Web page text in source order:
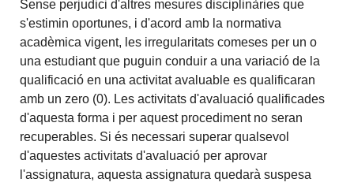
Sense perjudici d'altres mesures disciplinàries que
s'estimin oportunes, i d'acord amb la normativa
acadèmica vigent, les irregularitats comeses per un o
una estudiant que puguin conduir a una variació de la
qualificació en una activitat avaluable es qualificaran
amb un zero (0). Les activitats d'avaluació qualificades
d'aquesta forma i per aquest procediment no seran
recuperables. Si és necessari superar qualsevol
d'aquestes activitats d'avaluació per aprovar
l'assignatura, aquesta assignatura quedarà suspesa